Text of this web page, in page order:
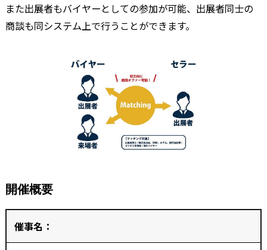
また出展者もバイヤーとしての参加が可能、出展者同士の
商談も同システム上で行うことができます。
開催概要
催事名：